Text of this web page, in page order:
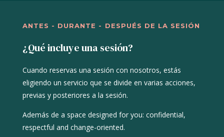
ANTES - DURANTE - DESPUÉS DE LA SESIÓN
¿Qué incluye una sesión?
Cuando reservas una sesión con nosotros, estás
eligiendo un servicio que se divide en varias acciones,
previas y posteriores a la sesión.
Además de a space designed for you: confidential,
respectful and change-oriented.